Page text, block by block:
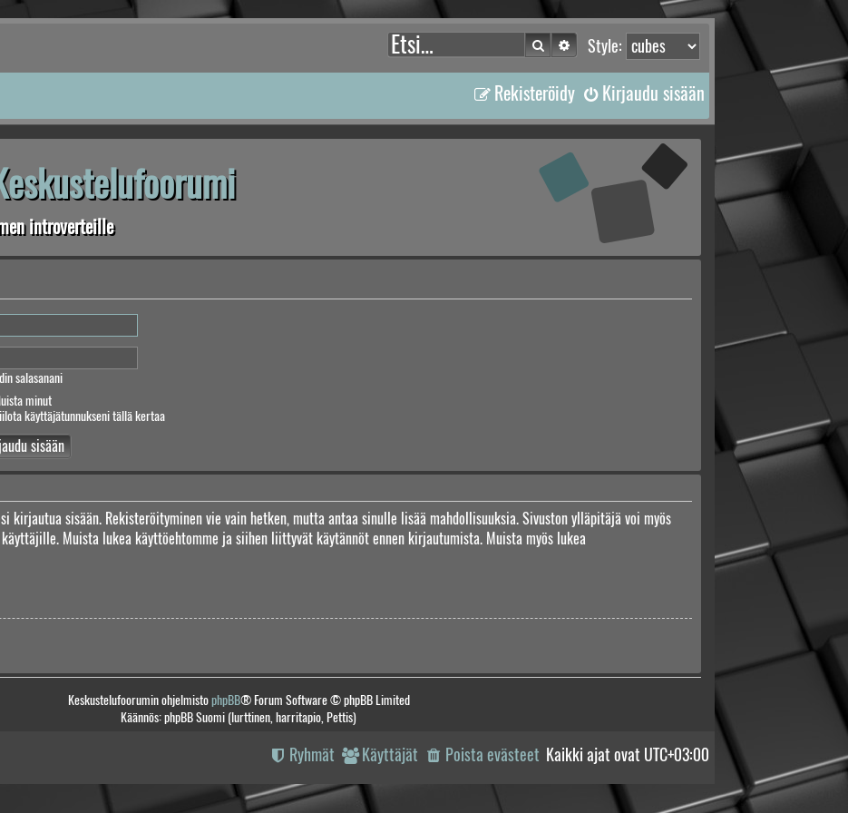
Style:
Etsi Tarkennettu haku
Kirjaudu sisään
Rekisteröidy
introverteille
salasanani
minut
käyttäjätunnukseni tällä kertaa
kirjautua sisään. Rekisteröityminen vie vain hetken, mutta antaa sinulle lisää mahdollisuuksia. Sivuston ylläpitäjä voi myös
Muista lukea käyttöehtomme ja siihen liittyvät käytännöt ennen kirjautumista. Muista myös lukea
Keskustelufoorumin ohjelmistophpBB® Forum Software © phpBB Limited
Käännös: phpBB Suomi (lurttinen, harritapio, Pettis)
Kaikki ajat ovat UTC+03:00
Poista evästeet
Käyttäjät
Ryhmät